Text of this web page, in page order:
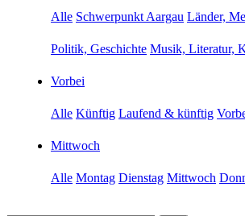
Alle Schwerpunkt Aargau Länder,
Politik, Geschichte Musik, Literatur,
Vorbei
Alle Künftig Laufend & künftig
Mittwoch
Alle Montag Dienstag Mittwoch